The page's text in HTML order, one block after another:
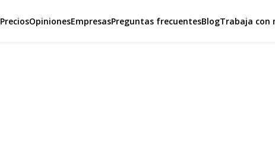
PreciosOpinionesEmpresasPreguntas frecuentesBlogTrabaja con